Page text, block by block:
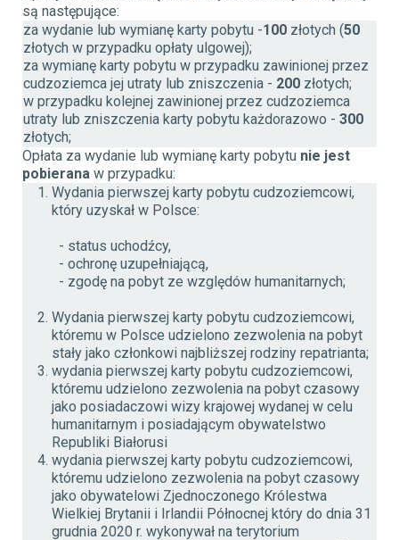
są następujące:
za wydanie lub wymianę karty pobytu -100 złotych (50
złotych w przypadku opłaty ulgowej);
za wymianę karty pobytu w przypadku zawinionej przez
cudzoziemca jej utraty lub zniszczenia - 200 złotych;
w przypadku kolejnej zawinionej przez cudzoziemca
utraty lub zniszczenia karty pobytu każdorazowo - 300
złotych;
Opłata za wydanie lub wymianę karty pobytu nie jest
pobierana w przypadku:
Wydania pierwszej karty pobytu cudzoziemcowi,
który uzyskał w Polsce:
- status uchodźcy,
- ochronę uzupełniającą,
- zgodę na pobyt ze względów humanitarnych;
Wydania pierwszej karty pobytu cudzoziemcowi,
któremu w Polsce udzielono zezwolenia na pobyt
stały jako członkowi najbliższej rodziny repatrianta;
wydania pierwszej karty pobytu cudzoziemcowi,
któremu udzielono zezwolenia na pobyt czasowy
jako posiadaczowi wizy krajowej wydanej w celu
humanitarnym i posiadającym obywatelstwo
Republiki Białorusi
wydania pierwszej karty pobytu cudzoziemcowi,
któremu udzielono zezwolenia na pobyt czasowy
jako obywatelowi Zjednoczonego Królestwa
Wielkiej Brytanii i Irlandii Północnej który do dnia 31
grudnia 2020 r. wykonywał na terytorium